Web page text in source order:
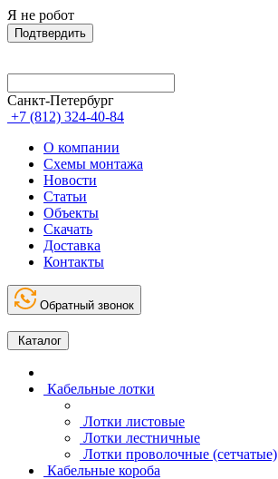
Я не робот
Подтвердить
Санкт-Петербург
+7 (812) 324-40-84
О компании
Схемы монтажа
Новости
Статьи
Объекты
Скачать
Доставка
Контакты
Обратный звонок
Каталог
Кабельные лотки
Лотки листовые
Лотки лестничные
Лотки проволочные (сетчатые)
Кабельные короба